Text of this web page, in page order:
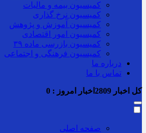
کمیسیون بیمه و مالیات
کمیسیون نرخ گذاری
کمیسیون آموزش و پژوهش
کمیسیون امور اقتصادی
کمیسیون بازرسی ماده ۳۹
کمیسیون فرهنگی و اجتماعی
درباره ما
تماس با ما
کل اخبار اخبار امروز : 0
صفحه اصلی